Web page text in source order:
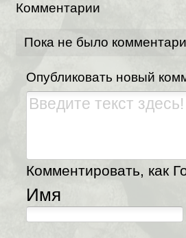
Комментарии
Пока не было
Опубликовать новый
Комментировать, как
Имя